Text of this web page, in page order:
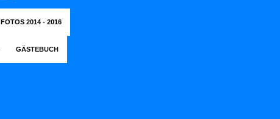
FOTOS 2014 - 2016
GÄSTEBUCH